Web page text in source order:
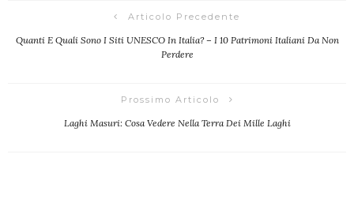
Articolo Precedente
Quanti E Quali Sono I Siti UNESCO In Italia? – I 10 Patrimoni Italiani Da Non
Perdere
Prossimo Articolo
Laghi Masuri: Cosa Vedere Nella Terra Dei Mille Laghi